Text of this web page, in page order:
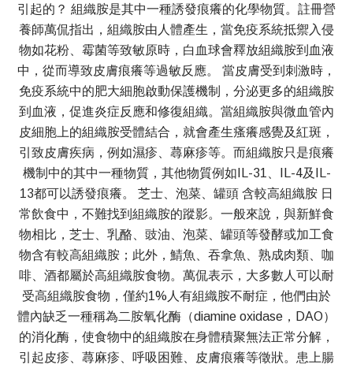
引起的？ 組織胺是其中一種誘發痕癢的化學物質。註冊營
養師萬侃指出，組織胺由人體產生，當免疫系統抵禦入侵
物如花粉、霉菌等致敏原時，白血球會釋放組織胺到血液
中，從而導致皮膚痕癢等過敏反應。 當皮膚受到刺激時，
免疫系統中的肥大細胞啟動保護機制，分泌更多的組織胺
到血液，促進炎症反應和修復組織。當組織胺與微血管內
皮細胞上的組織胺受體結合，就會產生瘙癢感覺及紅斑，
引致皮膚疾病，例如濕疹、蕁麻疹等。而組織胺只是痕癢
機制中的其中一種物質，其他物質例如IL-31、IL-4及IL-
13都可以誘發痕癢。 芝士、泡菜、罐頭 含較高組織胺 日
常飲食中，不難找到組織胺的蹤影。一般來說，與新鮮食
物相比，芝士、乳酪、豉油、泡菜、罐頭等發酵或加工食
物含有較高組織胺；此外，鯖魚、吞拿魚、熟成肉類、咖
啡、酒都屬於高組織胺食物。萬侃表示，大多數人可以耐
受高組織胺食物，僅約1%人有組織胺不耐症，他們由於
體內缺乏一種稱為二胺氧化酶（diamine oxidase，DAO）
的消化酶，使食物中的組織胺在身體積聚無法正常分解，
引起皮疹、蕁麻疹、呼吸困難、皮膚痕癢等徵狀。患上腸